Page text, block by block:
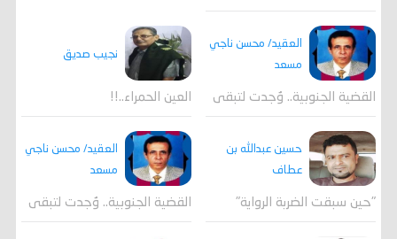
العقيد/ محسن ناجي
مسعد
القضية الجنوبية.. وُجدت لتبقى
نجيب صديق
العين الحمراء..!!
حسين عبدالله بن
عطاف
"حين سبقت الضربة الرواية"
العقيد/ محسن ناجي
مسعد
القضية الجنوبية.. وُجدت لتبقى